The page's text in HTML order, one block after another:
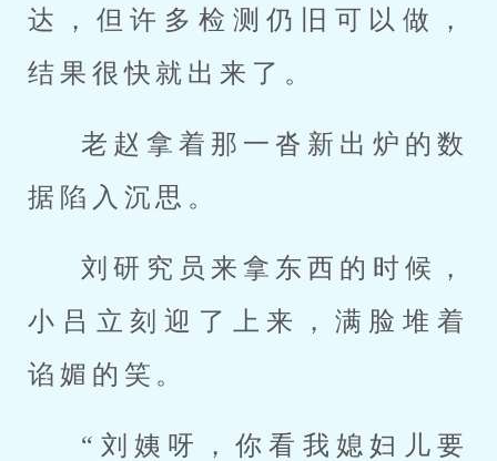
达，但许多检测仍旧可以做，
结果很快就出来了。
老赵拿着那一沓新出炉的数
据陷入沉思。
刘研究员来拿东西的时候，
小吕立刻迎了上来，满脸堆着
谄媚的笑。
“刘姨呀，你看我媳妇儿要